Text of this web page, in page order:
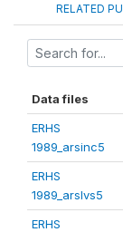
RELATED
Data files
ERHS
1989_arsinc5
ERHS
1989_arslvs5
ERHS